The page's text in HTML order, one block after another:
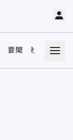
要聞 社會 娛樂